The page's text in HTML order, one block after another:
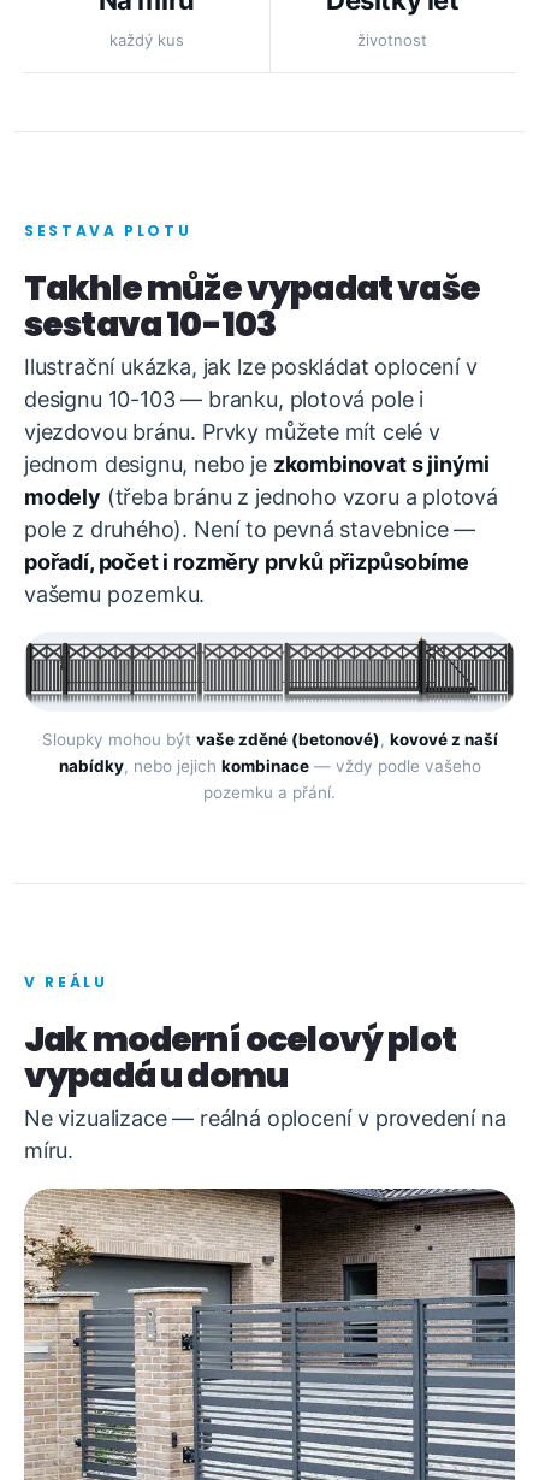
každý kus životnost
SESTAVA PLOTU
Takhle může vypadat vaše
sestava 10-103
Ilustrační ukázka, jak lze poskládat oplocení v
designu 10-103 — branku, plotová pole i
vjezdovou bránu. Prvky můžete mít celé v
jednom designu, nebo je zkombinovat s jinými
modely (třeba bránu z jednoho vzoru a plotová
pole z druhého). Není to pevná stavebnice —
pořadí, počet i rozměry prvků přizpůsobíme
vašemu pozemku.
Sloupky mohou být vaše zděné (betonové), kovové z naší
nabídky, nebo jejich kombinace— vždy podle vašeho
pozemku a přání.
V REÁLU
Jak moderní ocelový plot
vypadá u domu
Ne vizualizace — reálná oplocení v provedení na
míru.